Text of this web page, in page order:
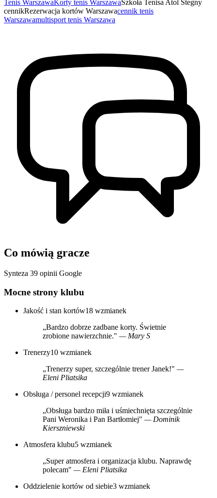
Tenis WarszawaKorty tenis WarszawaSzkoła Tenisa Atol Stegny
cennikRezerwacja kortów Warszawacennik tenis
Warszawamultisport tenis Warszawa
Co mówią gracze
Synteza 39 opinii Google
Mocne strony klubu
Jakość i stan kortów18 wzmianek
„Bardzo dobrze zadbane korty. Świetnie
zrobione nawierzchnie." — Mary S
Trenerzy10 wzmianek
„Trenerzy super, szczególnie trener Janek!" —
Eleni Pliatsika
Obsługa / personel recepcji9 wzmianek
„Obsługa bardzo miła i uśmiechnięta szczególnie
Pani Weronika i Pan Bartłomiej" — Dominik
Kierszniewski
Atmosfera klubu5 wzmianek
„Super atmosfera i organizacja klubu. Naprawdę
polecam" — Eleni Pliatsika
Oddzielenie kortów od siebie3 wzmianek